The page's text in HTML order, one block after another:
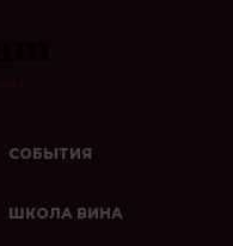
СОБЫТИЯ
ШКОЛА ВИНА